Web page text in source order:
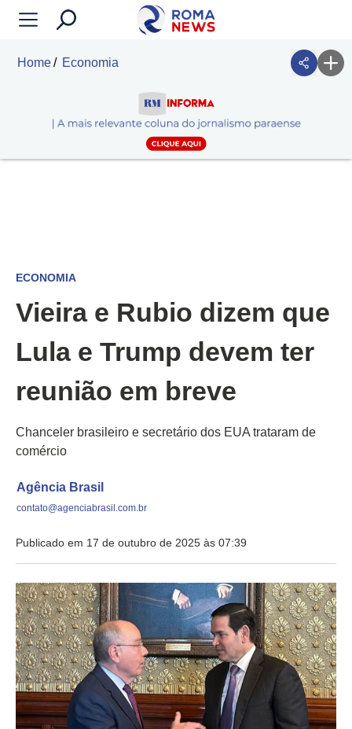
Home Economia
ECONOMIA
Vieira e Rubio dizem que
Lula e Trump devem ter
reunião em breve
Chanceler brasileiro e secretário dos EUA trataram de
comércio
Agência Brasil
contato@agenciabrasil.com.br
Publicado em 17 de outubro de 2025 às 07:39